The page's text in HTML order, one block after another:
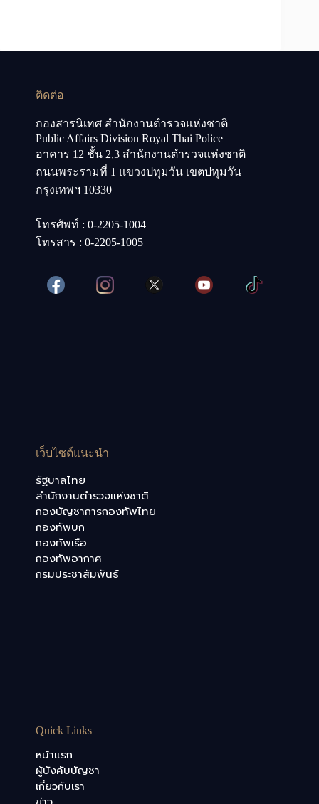
ติดต่อ
กองสารนิเทศ สำนักงานตำรวจแห่งชาติ
Public Affairs Division Royal Thai Police
อาคาร 12 ชั้น 2,3 สำนักงานตำรวจแห่งชาติ
ถนนพระรามที่ 1 แขวงปทุมวัน เขตปทุมวัน
กรุงเทพฯ 10330
โทรศัพท์ : 0-2205-1004
โทรสาร : 0-2205-1005
เว็บไซต์แนะนำ
รัฐบาลไทย
สำนักงานตำรวจแห่งชาติ
กองบัญชาการกองทัพไทย
กองทัพบก
กองทัพเรือ
กองทัพอากาศ
กรมประชาสัมพันธ์
Quick Links
หน้าแรก
ผู้บังคับบัญชา
เกี่ยวกับเรา